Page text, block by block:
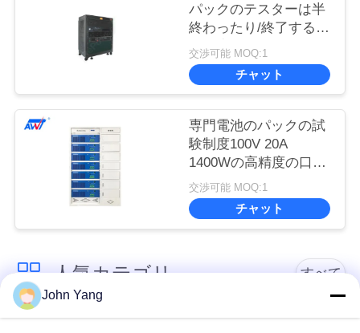
パックのテスターは半
終わったり/終了する試
験制度
交渉可能 MOQ:1
チャット
専門電池のパックの試
験制度100V 20A
1400Wの高精度の口径
測定
交渉可能 MOQ:1
チャット
人気カテゴリ すべて
John Yang